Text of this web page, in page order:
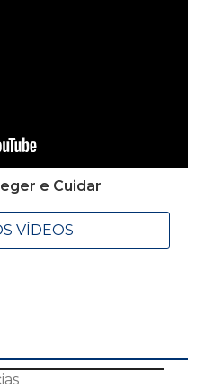
e Cuidar
VÍDEOS